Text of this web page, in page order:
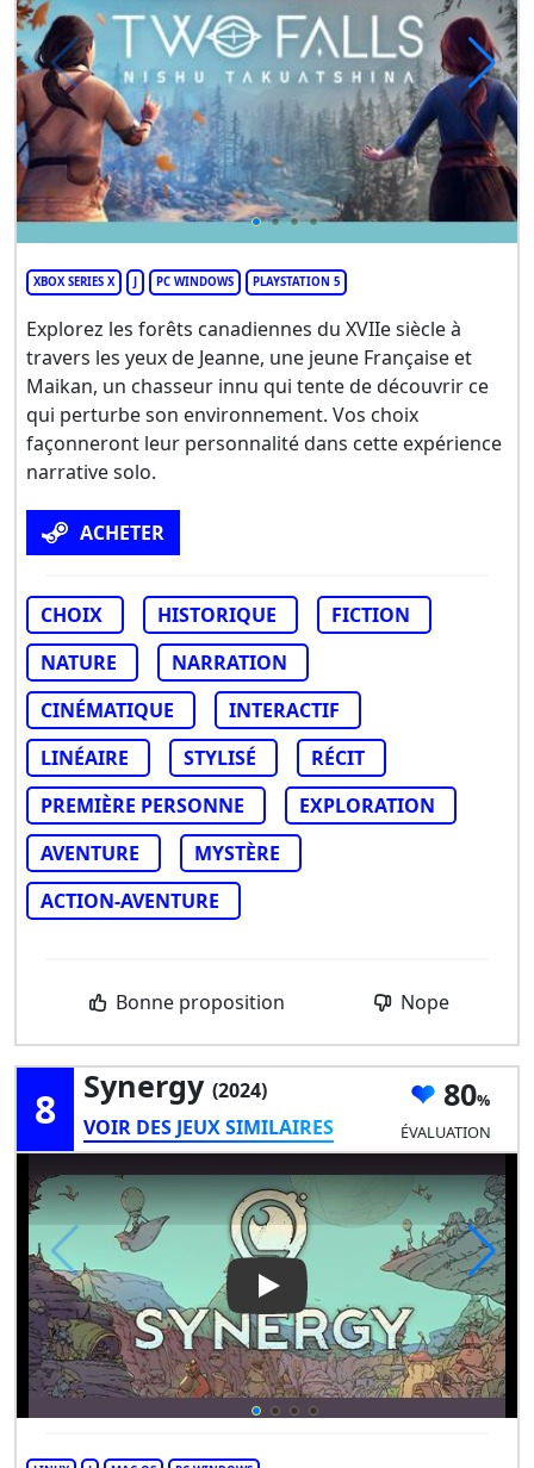
XBOX SERIES X PC WINDOWS PLAYSTATION 5
Explorez les forêts canadiennes du XVIIe siècle à
travers les yeux de Jeanne, une jeune Française et
Maikan, un chasseur innu qui tente de découvrir ce
qui perturbe son environnement. Vos choix
façonneront leur personnalité dans cette expérience
narrative solo.
ACHETER
CHOIX HISTORIQUE
FICTION
NATURE
NARRATION
CINÉMATIQUE
INTERACTIF
LINÉAIRE
STYLISÉ
RÉCIT
PREMIÈRE PERSONNE
EXPLORATION
AVENTURE
MYSTÈRE
ACTION-AVENTURE
Bonne proposition Nope
8 Synergy (2024)
VOIR DES JEUX SIMILAIRES
80
ÉVALUATION
Play Video: Synergy